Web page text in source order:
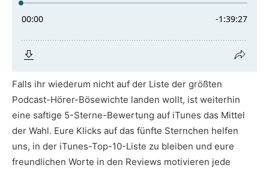
Falls ihr wiederum nicht auf der Liste der größten
Podcast-Hörer-Bösewichte landen wollt, ist weiterhin
eine saftige 5-Sterne-Bewertung auf iTunes das Mittel
der Wahl. Eure Klicks auf das fünfte Sternchen helfen
uns, in der iTunes-Top-10-Liste zu bleiben und eure
freundlichen Worte in den Reviews motivieren jede